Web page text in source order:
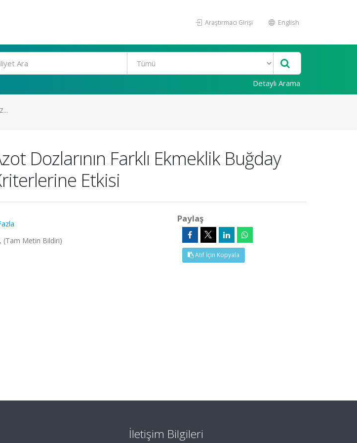
Araştırmacı Girişi English
Detaylı Arama
Dozlarının Farklı Ekmeklik Buğday
Etkisi
(Tam Metin Bildiri)
Paylaş
Atıf İçin Kopyala
İletişim Bilgileri